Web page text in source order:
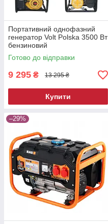
Портативний однофазний
генератор Volt Polska 3500 Вт
бензиновий
Готово до відправки
9 295 ₴ 13 295 ₴
Купити
–29%